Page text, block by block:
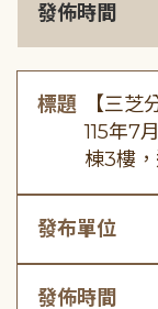
發佈時間
標題
【三
115年7
棟3樓
發布單位
發佈時間